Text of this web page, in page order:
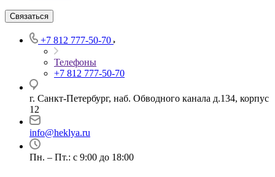
Связаться
+7 812 777-50-70
Телефоны
+7 812 777-50-70
г. Санкт-Петербург, наб. Обводного канала д.134, корпус
12
info@heklya.ru
Пн. – Пт.: с 9:00 до 18:00